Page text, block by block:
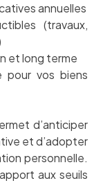
annuelles
(travaux,
et long terme
pour vos biens
d’anticiper
et d’adopter
personnelle.
aux seuils